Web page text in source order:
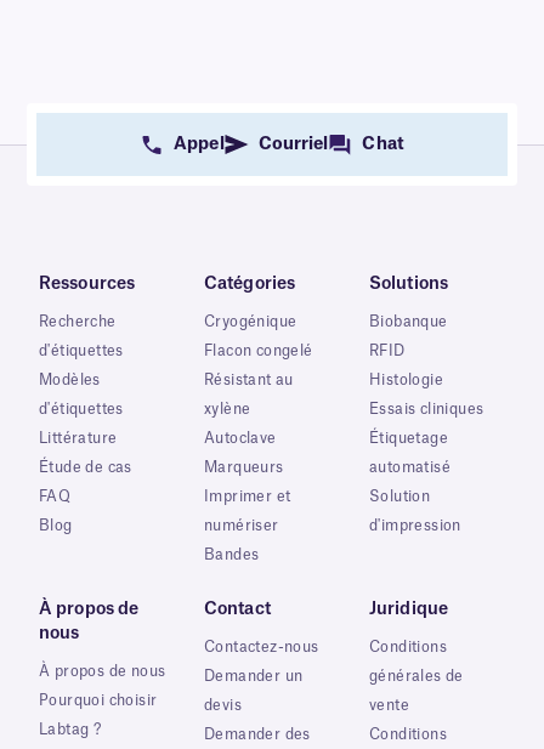
Appel Courriel Chat
Ressources
Recherche
d'étiquettes
Modèles
d'étiquettes
Littérature
Étude de cas
FAQ
Blog
Catégories
Cryogénique
Flacon congelé
Résistant au
xylène
Autoclave
Marqueurs
Imprimer et
numériser
Bandes
Solutions
Biobanque
RFID
Histologie
Essais cliniques
Étiquetage
automatisé
Solution
d'impression
À propos de
nous
À propos de nous
Pourquoi choisir
Labtag ?
Contact
Contactez-nous
Demander un
devis
Demander des
Juridique
Conditions
générales de
vente
Conditions